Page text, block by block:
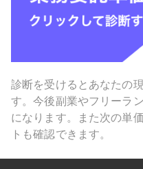
診断を受けるとあなたの
す。今後副業やフリーラ
になります。また次の単
トも確認できます。